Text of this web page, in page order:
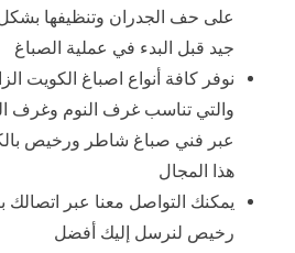
على حف الجدران وتنظيفها
جيد قبل البدء في عملية الصباغ
نوفر كافة أنواع اصباغ الكويت
والتي تناسب غرف النوم وغرف
عبر فني صباغ شاطر ورخيص
هذا المجال
يمكنك التواصل معنا عبر اتصالك
رخيص لنرسل إليك أفضل